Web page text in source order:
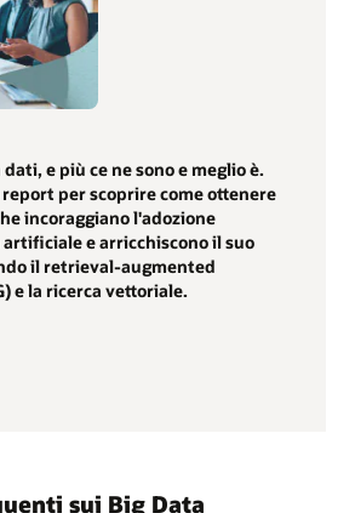
dati, e più ce ne sono e meglio è.
per scoprire come ottenere
incoraggiano l'adozione
e arricchiscono il suo
il retrieval-augmented
e la ricerca vettoriale.
sui Big Data